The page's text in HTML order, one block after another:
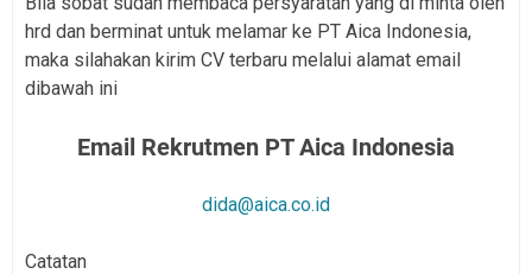
hrd dan berminat untuk melamar ke PT Aica Indonesia,
maka silahakan kirim CV terbaru melalui alamat email
dibawah ini
Email Rekrutmen PT Aica Indonesia
dida@aica.co.id
Catatan